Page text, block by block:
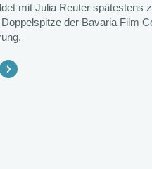
mit Julia Reuter spätestens
der Bavaria Film